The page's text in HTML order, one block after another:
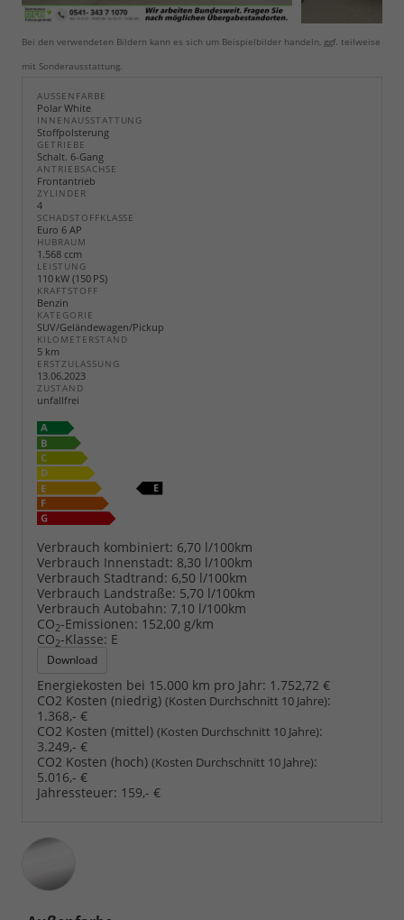
Bei den verwendeten Bildern kann es sich um Beispielbilder handeln, ggf. teilweise
mit Sonderausstattung.
AUSSENFARBE
Polar White
INNENAUSSTATTUNG
Stoffpolsterung
GETRIEBE
Schalt. 6-Gang
ANTRIEBSACHSE
Frontantrieb
ZYLINDER
4
SCHADSTOFFKLASSE
Euro 6 AP
HUBRAUM
1.568 ccm
LEISTUNG
110 kW (150 PS)
KRAFTSTOFF
Benzin
KATEGORIE
SUV/Geländewagen/Pickup
KILOMETERSTAND
5 km
ERSTZULASSUNG
13.06.2023
ZUSTAND
unfallfrei
Verbrauch kombiniert: 6,70 l/100km
Verbrauch Innenstadt: 8,30 l/100km
Verbrauch Stadtrand: 6,50 l/100km
Verbrauch Landstraße: 5,70 l/100km
Verbrauch Autobahn: 7,10 l/100km
CO2-Emissionen: 152,00 g/km
CO2-Klasse: E
Download
Energiekosten bei 15.000 km pro Jahr: 1.752,72 €
CO2 Kosten (niedrig) (Kosten Durchschnitt 10 Jahre):
1.368,- €
CO2 Kosten (mittel) (Kosten Durchschnitt 10 Jahre):
3.249,- €
CO2 Kosten (hoch) (Kosten Durchschnitt 10 Jahre):
5.016,- €
Jahressteuer: 159,- €